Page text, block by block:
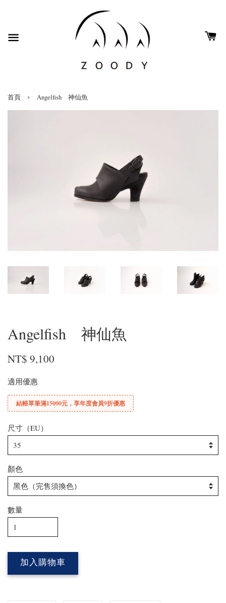
首頁 › Angelfish 神仙魚
Angelfish 神仙魚
NT$ 9,100
適用優惠
結帳單筆滿15000元，享年度會員9折優惠
尺寸（EU）
顏色
數量
加入購物車